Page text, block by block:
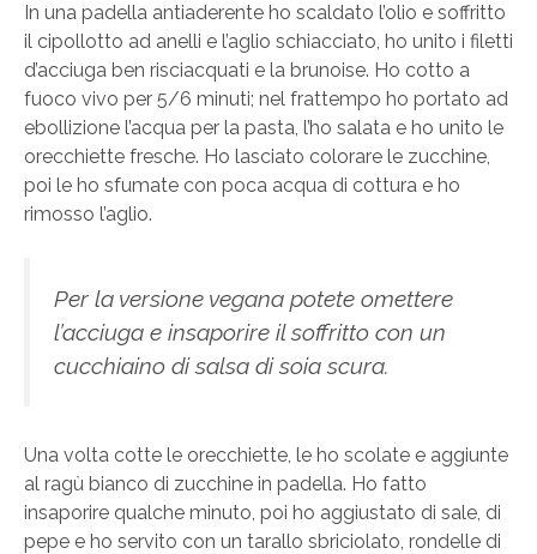
In una padella antiaderente ho scaldato l’olio e soffritto
il cipollotto ad anelli e l’aglio schiacciato, ho unito i filetti
d’acciuga ben risciacquati e la brunoise. Ho cotto a
fuoco vivo per 5/6 minuti; nel frattempo ho portato ad
ebollizione l’acqua per la pasta, l’ho salata e ho unito le
orecchiette fresche. Ho lasciato colorare le zucchine,
poi le ho sfumate con poca acqua di cottura e ho
rimosso l’aglio.
Per la versione vegana potete omettere
l’acciuga e insaporire il soffritto con un
cucchiaino di salsa di soia scura.
Una volta cotte le orecchiette, le ho scolate e aggiunte
al ragù bianco di zucchine in padella. Ho fatto
insaporire qualche minuto, poi ho aggiustato di sale, di
pepe e ho servito con un tarallo sbriciolato, rondelle di